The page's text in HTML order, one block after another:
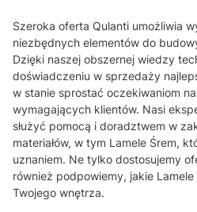
Szeroka oferta Qulanti umożliwia
niezbędnych elementów do
Dzięki naszej obszernej wiedzy
doświadczeniu w sprzedaży
w stanie sprostać oczekiwaniom
wymagających klientów. Nasi
służyć pomocą i doradztwem w
materiałów, w tym Lamele Śrem,
uznaniem. Ne tylko dostosujemy
również podpowiemy, jakie
Twojego wnętrza.